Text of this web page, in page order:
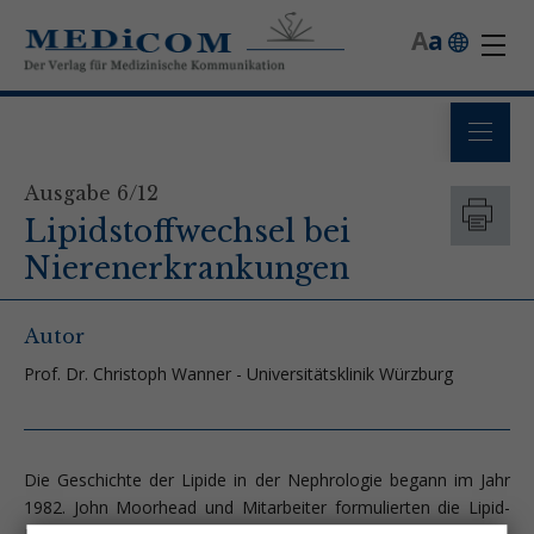
a
A
Ausgabe 6/12
Lipidstoffwechsel bei
Nierenerkrankungen
Autor
Prof. Dr. Christoph Wanner - Universitätsklinik Würzburg
Die Geschichte der Lipide in der Nephrologie begann im Jahr
1982. John Moorhead und Mitarbeiter formulierten die Lipid-